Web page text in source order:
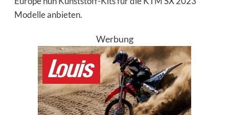
Modelle anbieten.
Werbung